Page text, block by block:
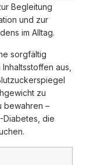
Begleitung
und zur
im Alltag.
sorgfältig
aus,
zu
bewahren –
Diabetes, die